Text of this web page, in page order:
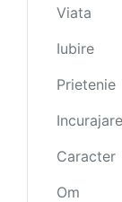
Viata
Iubire
Prietenie
Incurajare
Caracter
Om